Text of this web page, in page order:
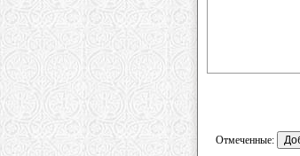
Отмеченные: